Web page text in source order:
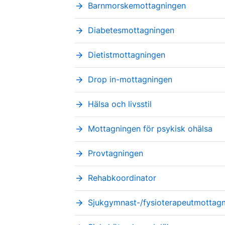
arrow_forward Barnmorskemottagningen
arrow_forward Diabetesmottagningen
arrow_forward Dietistmottagningen
arrow_forward Drop in-mottagningen
arrow_forward Hälsa och livsstil
arrow_forward Mottagningen för psykisk ohälsa
arrow_forward Provtagningen
arrow_forward Rehabkoordinator
arrow_forward Sjukgymnast-/